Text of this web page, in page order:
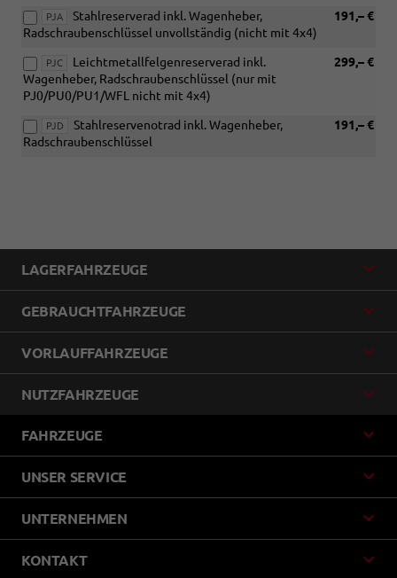
PJA 191,– €
Stahlreserverad inkl. Wagenheber,
Radschraubenschlüssel unvollständig (nicht mit 4x4)
PJC 299,– €
Leichtmetallfelgenreserverad inkl.
Wagenheber, Radschraubenschlüssel (nur mit
PJ0/PU0/PU1/WFL nicht mit 4x4)
PJD 191,– €
Stahlreservenotrad inkl. Wagenheber,
Radschraubenschlüssel
LAGERFAHRZEUGE
GEBRAUCHTFAHRZEUGE
VORLAUFFAHRZEUGE
NUTZFAHRZEUGE
FAHRZEUGE
UNSER SERVICE
UNTERNEHMEN
KONTAKT